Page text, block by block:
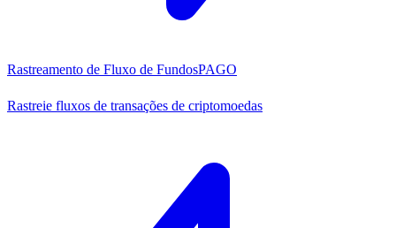
Rastreamento de Fluxo de FundosPAGO
Rastreie fluxos de transações de criptomoedas